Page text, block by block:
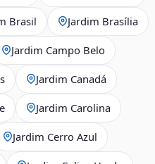
Brasil Jardim Brasília
Jardim Campo Belo
Jardim Canadá
Jardim Carolina
Jardim Cerro Azul